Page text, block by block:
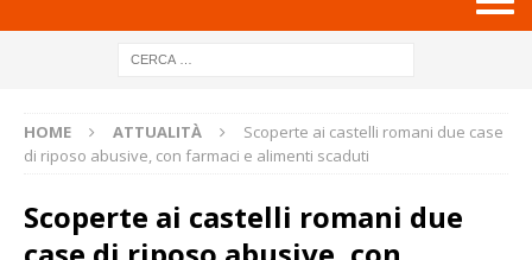
HOME ATTUALITÀ
Scoperte ai castelli romani due case
di riposo abusive, con farmaci e alimenti scaduti
Scoperte ai castelli romani due